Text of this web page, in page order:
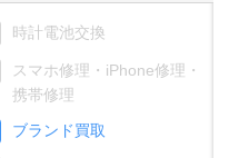
時計電池交換
スマホ修理・iPhone修理・
携帯修理
ブランド買取